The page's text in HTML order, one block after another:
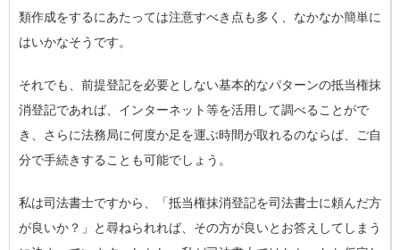
類作成をするにあたっては注意すべき点も多く、なかなか簡単に
はいかなそうです。
それでも、前提登記を必要としない基本的なパターンの抵当権抹
消登記であれば、インターネット等を活用して調べることがで
き、さらに法務局に何度か足を運ぶ時間が取れるのならば、ご自
分で手続きすることも可能でしょう。
私は司法書士ですから、「抵当権抹消登記を司法書士に頼んだ方
が良いか？」と尋ねられれば、その方が良いとお答えしてしまう